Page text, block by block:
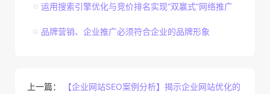
运用搜索引擎优化与竞价排名实现“双赢式”网络推广
品牌营销、企业推广必须符合企业的品牌形象
上一篇：
【企业网站SEO案例分析】揭示企业网站优化的